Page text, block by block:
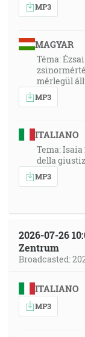
MP3
MAGYAR
Téma:
mérlegül
MP3
ITALIANO
Tema: Isaia
della
MP3
2026-07-26
Zentrum
Broadcasted:
ITALIANO
MP3